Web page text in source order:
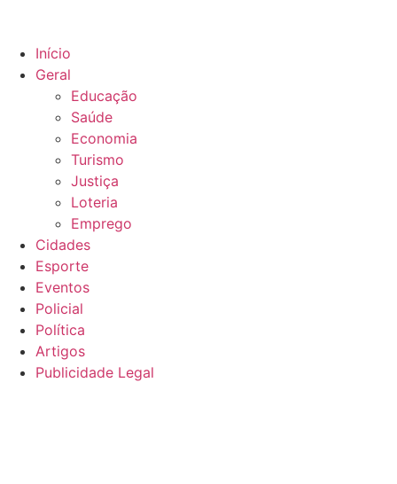
Início
Geral
Educação
Saúde
Economia
Turismo
Justiça
Loteria
Emprego
Cidades
Esporte
Eventos
Policial
Política
Artigos
Publicidade Legal